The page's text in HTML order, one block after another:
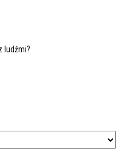
ludźmi?